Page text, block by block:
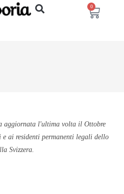
0
aggiornata l'ultima volta il Ottobre
ai residenti permanenti legali dello
Svizzera.